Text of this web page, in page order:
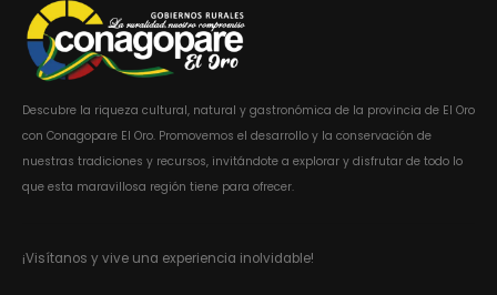
Descubre la riqueza cultural, natural y gastronómica de la provincia de El Oro
con Conagopare El Oro. Promovemos el desarrollo y la conservación de
nuestras tradiciones y recursos, invitándote a explorar y disfrutar de todo lo
que esta maravillosa región tiene para ofrecer.
¡Visítanos y vive una experiencia inolvidable!